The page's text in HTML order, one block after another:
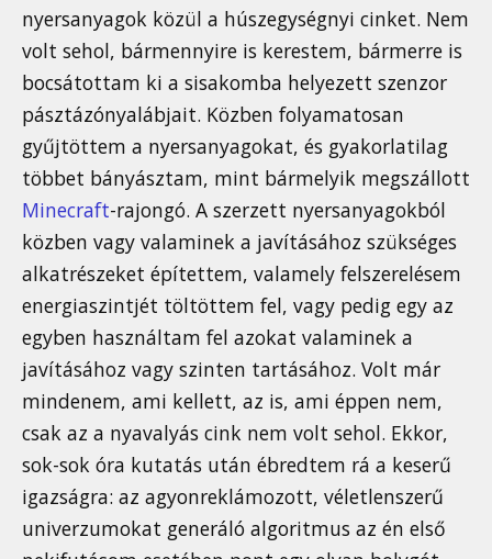
nyersanyagok közül a húszegységnyi cinket. Nem
volt sehol, bármennyire is kerestem, bármerre is
bocsátottam ki a sisakomba helyezett szenzor
pásztázónyalábjait. Közben folyamatosan
gyűjtöttem a nyersanyagokat, és gyakorlatilag
többet bányásztam, mint bármelyik megszállott
Minecraft-rajongó. A szerzett nyersanyagokból
közben vagy valaminek a javításához szükséges
alkatrészeket építettem, valamely felszerelésem
energiaszintjét töltöttem fel, vagy pedig egy az
egyben használtam fel azokat valaminek a
javításához vagy szinten tartásához. Volt már
mindenem, ami kellett, az is, ami éppen nem,
csak az a nyavalyás cink nem volt sehol. Ekkor,
sok-sok óra kutatás után ébredtem rá a keserű
igazságra: az agyonreklámozott, véletlenszerű
univerzumokat generáló algoritmus az én első